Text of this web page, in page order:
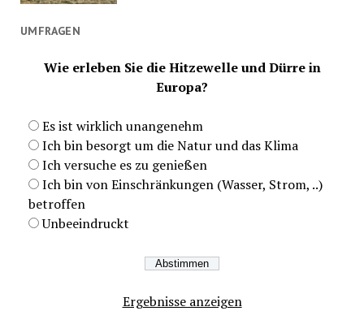
UMFRAGEN
Wie erleben Sie die Hitzewelle und Dürre in
Europa?
Es ist wirklich unangenehm
Ich bin besorgt um die Natur und das Klima
Ich versuche es zu genießen
Ich bin von Einschränkungen (Wasser, Strom, ..)
betroffen
Unbeeindruckt
Ergebnisse anzeigen